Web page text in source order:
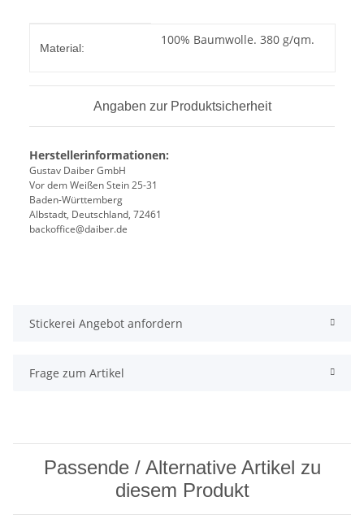
Material:
100% Baumwolle. 380 g/qm.
Angaben zur Produktsicherheit
Herstellerinformationen:
Gustav Daiber GmbH
Vor dem Weißen Stein 25-31
Baden-Württemberg
Albstadt, Deutschland, 72461
backoffice@daiber.de
Stickerei Angebot anfordern
Frage zum Artikel
Passende / Alternative Artikel zu
diesem Produkt